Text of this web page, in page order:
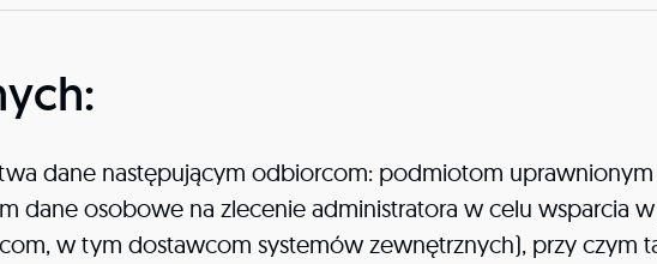
dane następującym odbiorcom: podmiotom
dane osobowe na zlecenie administratora w celu wsparcia
w tym dostawcom systemów zewnętrznych), przy czym